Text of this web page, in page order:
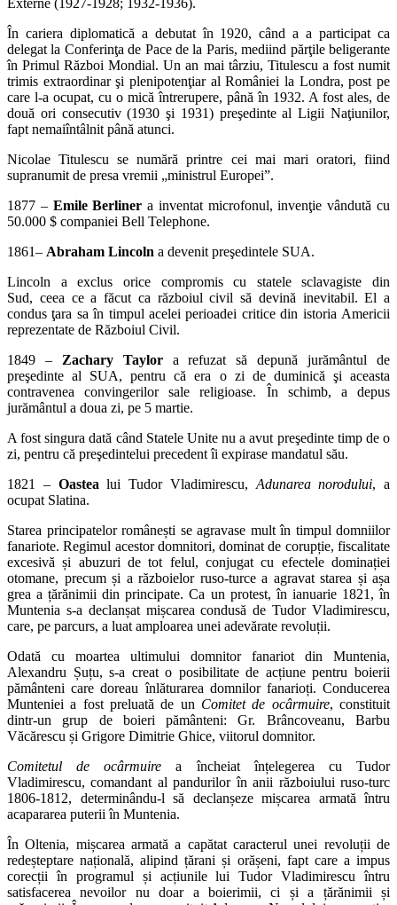
În cariera diplomatică a debutat în 1920, când a a participat ca
delegat la Conferinţa de Pace de la Paris, mediind părţile beligerante
în Primul Război Mondial. Un an mai târziu, Titulescu a fost numit
trimis extraordinar şi plenipotenţiar al României la Londra, post pe
care l-a ocupat, cu o mică întrerupere, până în 1932. A fost ales, de
două ori consecutiv (1930 şi 1931) preşedinte al Ligii Naţiunilor,
fapt nemaiîntâlnit până atunci.
Nicolae Titulescu se numără printre cei mai mari oratori, fiind
supranumit de presa vremii „ministrul Europei”.
1877 – Emile Berliner a inventat microfonul, invenţie vândută cu
50.000 $ companiei Bell Telephone.
1861– Abraham Lincoln a devenit preşedintele SUA.
Lincoln a exclus orice compromis cu statele sclavagiste din
Sud, ceea ce a făcut ca războiul civil să devină inevitabil. El a
condus ţara sa în timpul acelei perioadei critice din istoria Americii
reprezentate de Războiul Civil.
1849 – Zachary Taylora refuzat să depună jurământul de
preşedinte al SUA, pentru că era o zi de duminică şi aceasta
contravenea convingerilor sale religioase. În schimb, a depus
jurământul a doua zi, pe 5 martie.
A fost singura dată când Statele Unite nu a avut preşedinte timp de o
zi, pentru că preşedintelui precedent îi expirase mandatul său.
1821 – Oastea lui Tudor Vladimirescu, Adunarea norodului, a
ocupat Slatina.
Starea principatelor românești se agravase mult în timpul domniilor
fanariote. Regimul acestor domnitori, dominat de corupție, fiscalitate
excesivă și abuzuri de tot felul, conjugat cu efectele dominației
otomane, precum și a războielor ruso-turce a agravat starea și așa
grea a țărănimii din principate. Ca un protest, în ianuarie 1821, în
Muntenia s-a declanșat mișcarea condusă de Tudor Vladimirescu,
care, pe parcurs, a luat amploarea unei adevărate revoluții.
Odată cu moartea ultimului domnitor fanariot din Muntenia,
Alexandru Șuțu, s-a creat o posibilitate de acțiune pentru boierii
pământeni care doreau înlăturarea domnilor fanarioți. Conducerea
Munteniei a fost preluată de un Comitet de ocârmuire, constituit
dintr-un grup de boieri pământeni: Gr. Brâncoveanu, Barbu
Văcărescu și Grigore Dimitrie Ghice, viitorul domnitor.
Comitetul de ocârmuire a încheiat înțelegerea cu Tudor
Vladimirescu, comandant al pandurilor în anii războiului ruso-turc
1806-1812, determinându-l să declanșeze mișcarea armată întru
acapararea puterii în Muntenia.
În Oltenia, mișcarea armată a capătat caracterul unei revoluții de
redeșteptare națională, alipind țărani și orășeni, fapt care a impus
corecții în programul și acțiunile lui Tudor Vladimirescu întru
satisfacerea nevoilor nu doar a boierimii, ci și a țărănimii și